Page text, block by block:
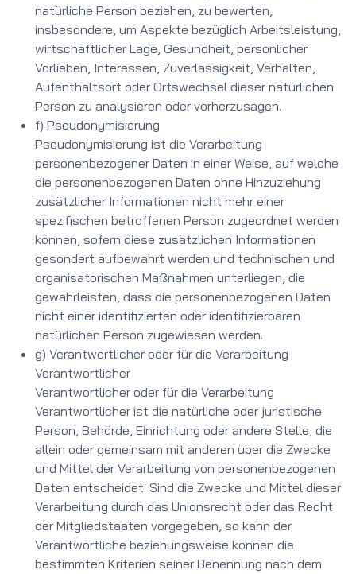
natürliche Person beziehen, zu bewerten,
insbesondere, um Aspekte bezüglich Arbeitsleistung,
wirtschaftlicher Lage, Gesundheit, persönlicher
Vorlieben, Interessen, Zuverlässigkeit, Verhalten,
Aufenthaltsort oder Ortswechsel dieser natürlichen
Person zu analysieren oder vorherzusagen.
f) Pseudonymisierung
Pseudonymisierung ist die Verarbeitung
personenbezogener Daten in einer Weise, auf welche
die personenbezogenen Daten ohne Hinzuziehung
zusätzlicher Informationen nicht mehr einer
spezifischen betroffenen Person zugeordnet werden
können, sofern diese zusätzlichen Informationen
gesondert aufbewahrt werden und technischen und
organisatorischen Maßnahmen unterliegen, die
gewährleisten, dass die personenbezogenen Daten
nicht einer identifizierten oder identifizierbaren
natürlichen Person zugewiesen werden.
g) Verantwortlicher oder für die Verarbeitung
Verantwortlicher
Verantwortlicher oder für die Verarbeitung
Verantwortlicher ist die natürliche oder juristische
Person, Behörde, Einrichtung oder andere Stelle, die
allein oder gemeinsam mit anderen über die Zwecke
und Mittel der Verarbeitung von personenbezogenen
Daten entscheidet. Sind die Zwecke und Mittel dieser
Verarbeitung durch das Unionsrecht oder das Recht
der Mitgliedstaaten vorgegeben, so kann der
Verantwortliche beziehungsweise können die
bestimmten Kriterien seiner Benennung nach dem